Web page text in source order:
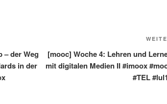
– der Weg
in der
[mooc] Woche 4: Lehren und
mit digitalen Medien II #imoox
#TEL